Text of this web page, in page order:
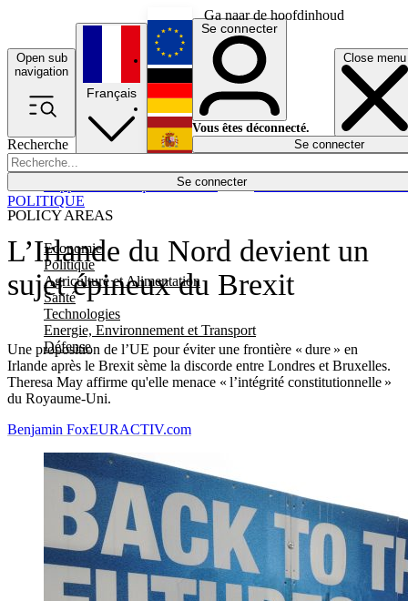
Ga naar de hoofdinhoud
Open sub
navigation
Close menu
Recherche
Se connecter
POLICY AREAS
Economie
Politique
Agriculture et Alimentation
Santé
Technologies
Energie, Environnement et Transport
Défense
Économie
Français
English
Deutsch
Español
Se connecter
Vous êtes déconnecté.
Se connecter
L’Irlande du Nord devient un
sujet épineux du Brexit
Une proposition de l’UE pour éviter une frontière « dure » en
Irlande après le Brexit sème la discorde entre Londres et Bruxelles.
Theresa May affirme qu'elle menace « l’intégrité constitutionnelle »
du Royaume-Uni.
POLITIQUE
Benjamin FoxEURACTIV.com